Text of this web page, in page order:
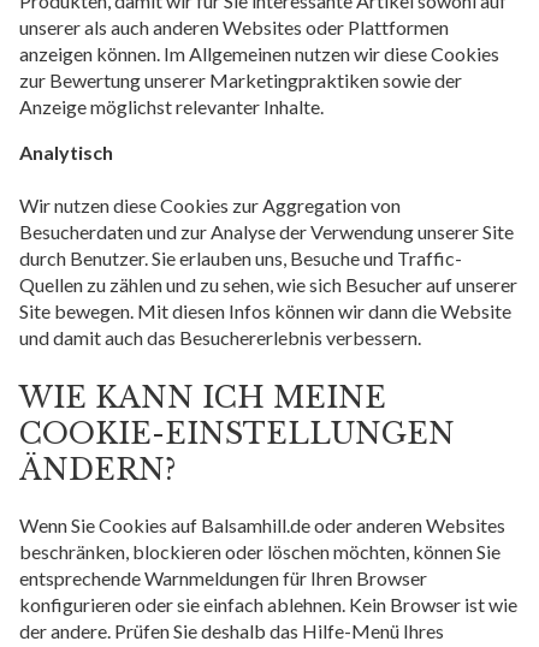
unserer als auch anderen Websites oder Plattformen
anzeigen können. Im Allgemeinen nutzen wir diese Cookies
zur Bewertung unserer Marketingpraktiken sowie der
Anzeige möglichst relevanter Inhalte.
Analytisch
Wir nutzen diese Cookies zur Aggregation von
Besucherdaten und zur Analyse der Verwendung unserer Site
durch Benutzer. Sie erlauben uns, Besuche und Traffic-
Quellen zu zählen und zu sehen, wie sich Besucher auf unserer
Site bewegen. Mit diesen Infos können wir dann die Website
und damit auch das Besuchererlebnis verbessern.
WIE KANN ICH MEINE
COOKIE-EINSTELLUNGEN
ÄNDERN?
Wenn Sie Cookies auf Balsamhill.de oder anderen Websites
beschränken, blockieren oder löschen möchten, können Sie
entsprechende Warnmeldungen für Ihren Browser
konfigurieren oder sie einfach ablehnen. Kein Browser ist wie
der andere. Prüfen Sie deshalb das Hilfe-Menü Ihres